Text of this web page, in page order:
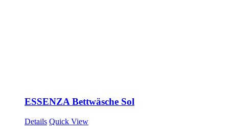
ESSENZA Bettwäsche Sol
Details Quick View